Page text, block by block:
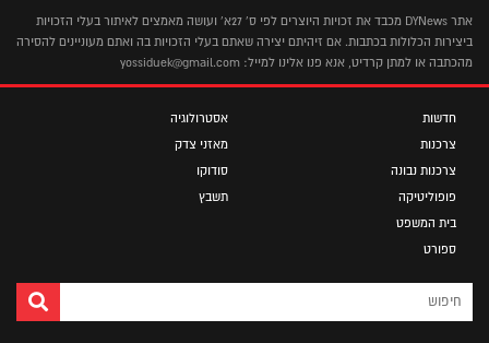
אתר DYNews מכבד את זכויות היוצרים לפי ס' 27א' ועושה מאמצים לאיתור בעלי הזכויות
ביצירות הכלולות בכתבות. אם זיהיתם יצירה שאתם בעלי הזכויות בה ואתם מעוניינים להסירה
מהכתבה או למתן קרדיט, אנא פנו אלינו למייל: yossiduek@gmail.com
חדשות
צרכנות
צרכנות נבונה
פופוליטיקה
בית המשפט
ספורט
אסטרולוגיה
מאזני צדק
סודוקו
תשבץ